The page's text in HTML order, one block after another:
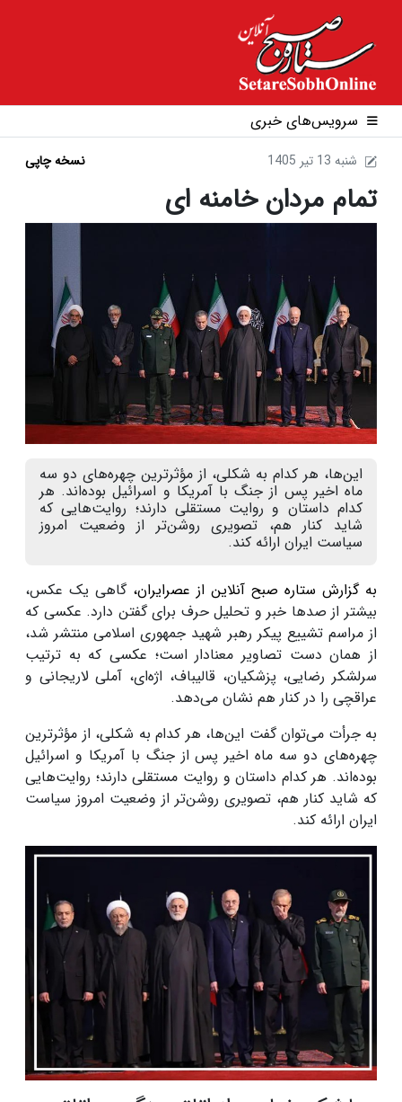
سرویس‌های خبری
1405 شنبه 13 تير نسخه چاپی
تمام مردان خامنه ای
این‌ها، هر کدام به شکلی، از مؤثرترین چهره‌های دو سه
ماه اخیر پس از جنگ با آمریکا و اسرائیل بوده‌اند. هر
کدام داستان و روایت مستقلی دارند؛ روایت‌هایی که
شاید کنار هم، تصویری روشن‌تر از وضعیت امروز
سیاست ایران ارائه کند.
به گزارش ستاره صبح آنلاین از عصرایران، گاهی یک عکس،
بیشتر از صدها خبر و تحلیل حرف برای گفتن دارد. عکسی که
از مراسم تشییع پیکر رهبر شهید جمهوری اسلامی منتشر شد،
از همان دست تصاویر معنادار است؛ عکسی که به ترتیب
سرلشکر رضایی، پزشکیان، قالیباف، اژه‌ای، آملی لاریجانی و
عراقچی را در کنار هم نشان می‌دهد.
به جرأت می‌توان گفت این‌ها، هر کدام به شکلی، از مؤثرترین
چهره‌های دو سه ماه اخیر پس از جنگ با آمریکا و اسرائیل
بوده‌اند. هر کدام داستان و روایت مستقلی دارند؛ روایت‌هایی
که شاید کنار هم، تصویری روشن‌تر از وضعیت امروز سیاست
ایران ارائه کند.